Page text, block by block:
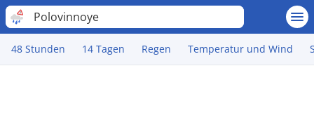
Polovinnoye
48 Stunden 14 Tagen Regen Temperatur und Wind